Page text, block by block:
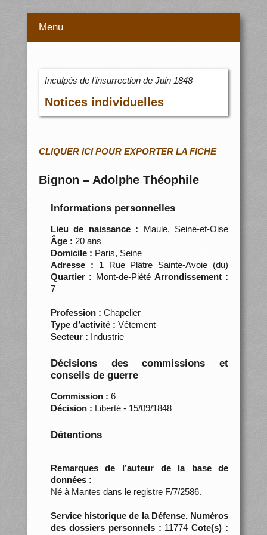
Menu
Inculpés de l’insurrection de Juin 1848
Notices individuelles
CLIQUER ICI POUR EXPORTER LA FICHE
Bignon – Adolphe Théophile
Informations personnelles
Lieu de naissance : Maule, Seine-et-Oise
Âge : 20 ans
Domicile : Paris, Seine
Adresse : 1 Rue Plâtre Sainte-Avoie (du)
Quartier : Mont-de-Piété Arrondissement :
7
Profession : Chapelier
Type d’activité : Vêtement
Secteur : Industrie
Décisions des commissions et
conseils de guerre
Commission : 6
Décision : Liberté - 15/09/1848
Détentions
Remarques de l’auteur de la base de
données :
Né à Mantes dans le registre F/7/2586.
Service historique de la Défense. Numéros
des dossiers personnels : 11774Cote(s) :